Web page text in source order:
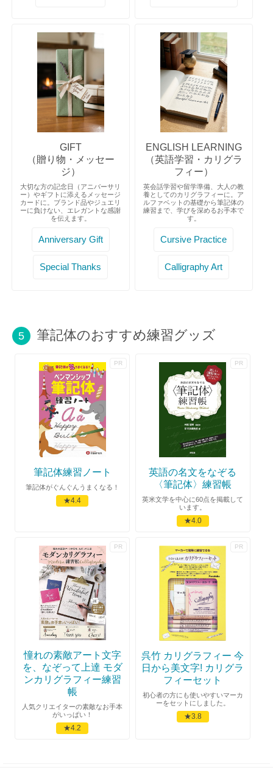
GIFT
（贈り物・メッセー
ジ）
大切な方の記念日（アニバーサリ
ー）やギフトに添えるメッセージ
カードに。ブランド品やジュエリ
ーに負けない、エレガントな感謝
を伝えます。
Anniversary Gift
Special Thanks
ENGLISH LEARNING
（英語学習・カリグラ
フィー）
英会話学習や留学準備、大人の教
養としてのカリグラフィーに。ア
ルファベットの基礎から筆記体の
練習まで、学びを深めるお手本で
す。
Cursive Practice
Calligraphy Art
5 筆記体のおすすめ練習グッズ
筆記体練習ノート
筆記体がぐんぐんうまくなる！
★4.4
英語の名文をなぞる
〈筆記体〉練習帳
英米文学を中心に60点を掲載して
います。
★4.0
憧れの素敵アート文字
を、なぞって上達 モダ
ンカリグラフィー練習
帳
人気クリエイターの素敵なお手本
がいっぱい！
★4.2
呉竹 カリグラフィー 今
日から美文字! カリグラ
フィーセット
初心者の方にも使いやすいマーカ
ーをセットにしました。
★3.8